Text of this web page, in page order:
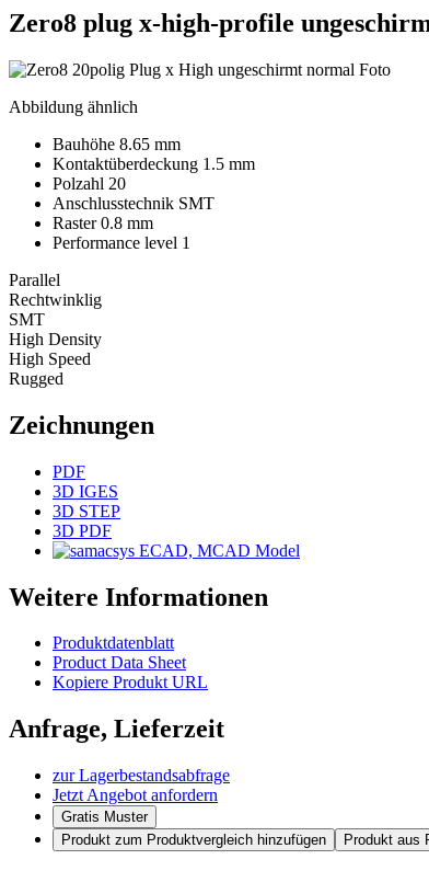
Zero8 plug x-high-profile
Abbildung ähnlich
Bauhöhe 8.65 mm
Kontaktüberdeckung 1.5 mm
Polzahl 20
Anschlusstechnik SMT
Raster 0.8 mm
Performance level 1
Parallel
Rechtwinklig
SMT
High Density
High Speed
Rugged
Zeichnungen
PDF
3D IGES
3D STEP
3D PDF
ECAD, MCAD Model
Weitere Informationen
Produktdatenblatt
Product Data Sheet
Kopiere Produkt URL
Anfrage, Lieferzeit
zur Lagerbestandsabfrage
Jetzt Angebot anfordern
Gratis Muster
Produkt zum Produktvergleich hinzufügen
Produkt aus